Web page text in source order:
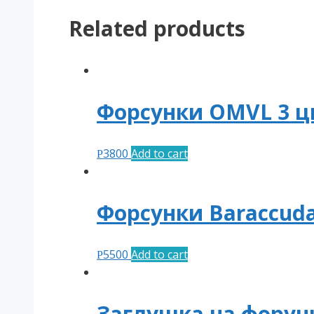
датчиком
(заводские)
Related products
Форсунки OMVL 3
Р3800 Add to cart
Форсунки
Р5500 Add to cart